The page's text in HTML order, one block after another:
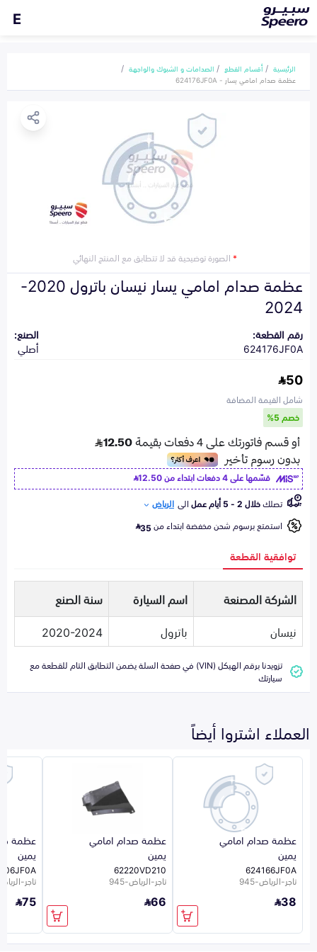
E
الرئيسية أقسام القطع
الصدامات و الشبوك والواجهة
عظمة صدام امامي يسار - 624176JF0A
*الصورة توضيحية قد لا تتطابق مع المنتج النهائي
عظمة صدام امامي يسار نيسان باترول 2020-
2024
رقم القطعة:
624176JF0A
الصنع:
أصلي
50
شامل القيمة المضافة
خصم 5%
قسّمها على 4 دفعات ابتداء من
12.50
تصلكخلال 2 - 5 أيام عمل الى الرياض
استمتع برسوم شحن مخفضة ابتداء من35
توافقية القطعة
الشركة المصنعة اسم السيارة
سنة الصنع
نيسان
باترول 2020-2024
تزويدنا برقم الهيكل (VIN) في صفحة السلة يضمن التطابق التام للقطعة مع
سيارتك
العملاء اشتروا أيضاً
عظمة صدام امامي
يمين
624166JF0A
تاجر-الرياض-945
38
عظمة صدام امامي
يمين
62220VD210
تاجر-الرياض-945
66
عظمة
يمين
تاجر-الرياض-
75